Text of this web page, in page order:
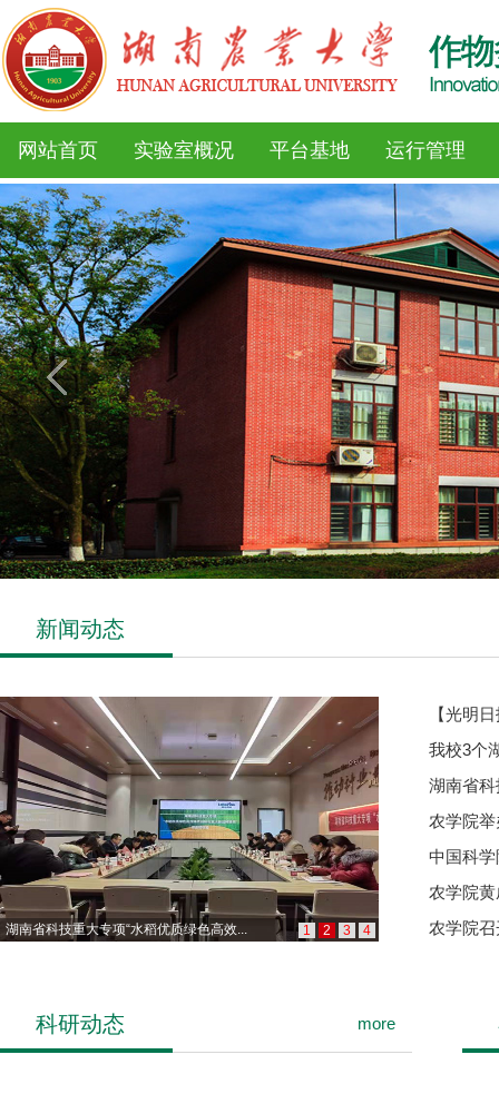
网站首页 实验室概况 平台基地 运行管理
新闻动态
湖南省科技重大专项“水稻优质绿色高效... 1 2 3 4
【光明
我校3个
湖南省
农学院
中国科
农学院黄
农学院
科研动态 more